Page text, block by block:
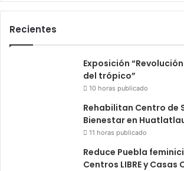
Recientes
Exposición
del trópico”
10 horas publicado
Rehabilitan Centro de
Bienestar en
11 horas publicado
Reduce Puebla
Centros LIBRE y Casas